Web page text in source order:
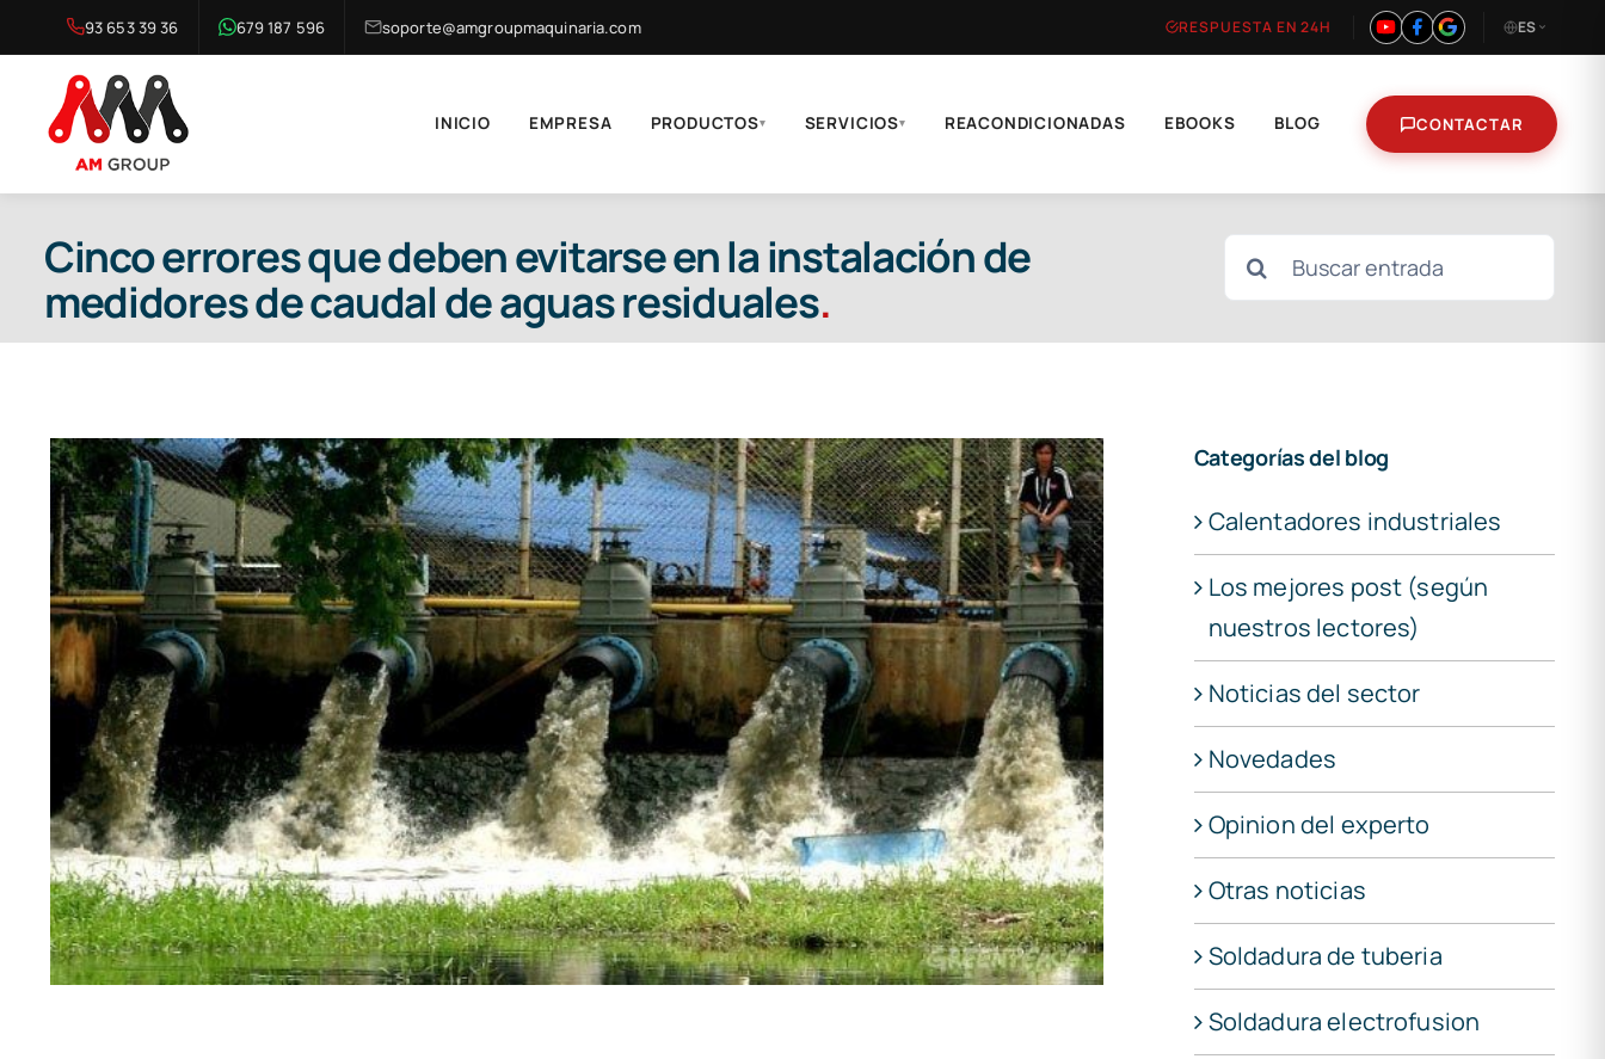
al
contenido
93 653 39 36 679 187 596 soporte@amgroupmaquinaria.com RESPUESTA EN 24H ES
INICIO EMPRESA PRODUCTOS▾ SERVICIOS▾ REACONDICIONADAS EBOOKS BLOG CONTACTAR
Cinco errores que deben evitarse en la instalación de
medidores de caudal de aguas residuales.
Buscar:
Categorías del blog
Calentadores industriales
Los mejores post (según
nuestros lectores)
Noticias del sector
Novedades
Opinion del experto
Otras noticias
Soldadura de tuberia
Soldadura electrofusion